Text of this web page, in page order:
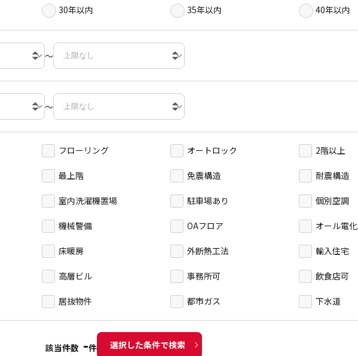
30年以内 35年以内 40年以内
～
～
フローリング オートロック 2階以上
最上階 免震構造 耐震構造
室内洗濯機置場 駐車場あり 個別空調
機械警備 OAフロア オール電化
床暖房 外断熱工法 輸入住宅
高層ビル 事務所可 飲食店可
居抜物件 都市ガス 下水道
該当件数 -件 選択した条件で検索